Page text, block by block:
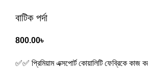
বাটিক পর্দা
800.00৳
✅✅ প্রিমিয়াম এক্সপোর্ট কোয়ালিটি ফেব্রিকে কাজ